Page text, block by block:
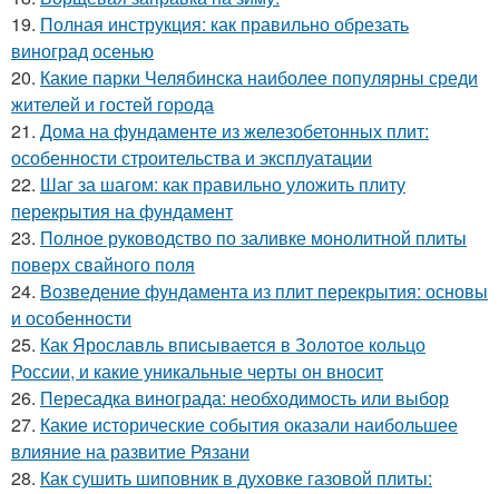
19. Полная инструкция: как правильно обрезать
виноград осенью
20. Какие парки Челябинска наиболее популярны среди
жителей и гостей города
21. Дома на фундаменте из железобетонных плит:
особенности строительства и эксплуатации
22. Шаг за шагом: как правильно уложить плиту
перекрытия на фундамент
23. Полное руководство по заливке монолитной плиты
поверх свайного поля
24. Возведение фундамента из плит перекрытия: основы
и особенности
25. Как Ярославль вписывается в Золотое кольцо
России, и какие уникальные черты он вносит
26. Пересадка винограда: необходимость или выбор
27. Какие исторические события оказали наибольшее
влияние на развитие Рязани
28. Как сушить шиповник в духовке газовой плиты: